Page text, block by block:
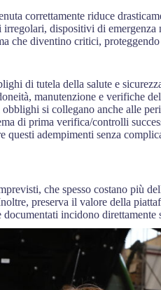
correttamente riduce
dispositivi di
che diventino critici,
di tutela della salute e
manutenzione e verifiche
si collegano anche alle
di prima verifica/controlli
questi adempimenti senza
che spesso costano più
preserva il valore della
incidono